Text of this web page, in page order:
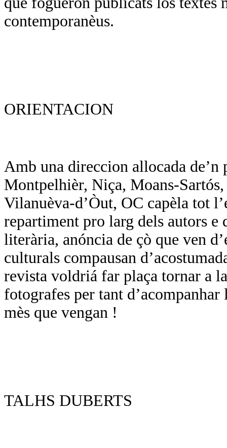
contemporanèus.
ORIENTACION
Amb una direccion allocada
Montpelhièr, Niça, Moans-
Vilanuèva-d’Òut, OC capèla tot
repartiment pro larg dels autors e
literària, anóncia de çò que ven
culturals compausan
revista voldriá far plaça tornar a
fotografes per tant
mès que vengan !
TALHS DUBERTS